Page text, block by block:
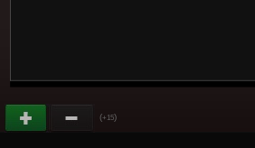
(+15)